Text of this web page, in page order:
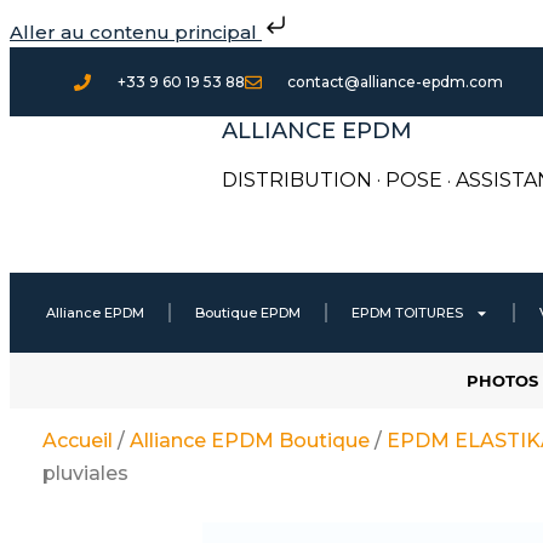
Aller au contenu principal
au
contenu
+33 9 60 19 53 88 contact@alliance-epdm.com
ALLIANCE EPDM
DISTRIBUTION · POSE ·
Alliance EPDM Boutique EPDM EPDM TOITURES
Accueil / Alliance EPDM Boutique/ EPDM
pluviales